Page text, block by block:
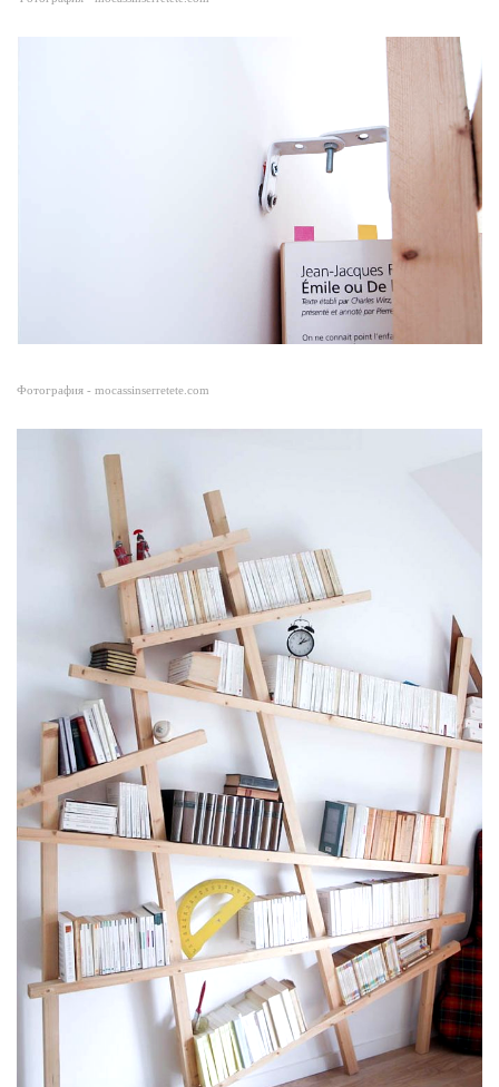
Фотография - mocassinserretete.com